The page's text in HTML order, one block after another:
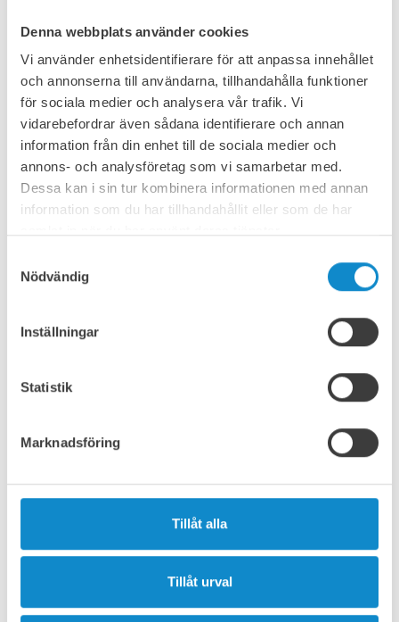
Denna webbplats använder cookies
Vi använder enhetsidentifierare för att anpassa innehållet
och annonserna till användarna, tillhandahålla funktioner
för sociala medier och analysera vår trafik. Vi
vidarebefordrar även sådana identifierare och annan
information från din enhet till de sociala medier och
annons- och analysföretag som vi samarbetar med.
Dessa kan i sin tur kombinera informationen med annan
information som du har tillhandahållit eller som de har
Nödvändig
Inställningar
Statistik
Marknadsföring
Tillåt alla
Tillåt urval
LU-PC Keramiska/gummibaserade slitdelar
LU-PC är en kombination av 92% AL2O3 keramiska
Keramisk-mosaik/gummiplattor med kontaktskikt.
Keramiska cylindrar och andra insatser med 5 mm
(bultsvetsning). Det vulkaniserade stålunderlägget gör
det enkelt att anpassa insatserna till
materialspill. LU-PC keramik-/gummiplattor finns i
tjocklekar från 8 mm (4 mm keramisk mosaik) upp till 95
mm (70 mm keramiska specialinsatser).
Klicka för att se det detaljerade tekniska databladet